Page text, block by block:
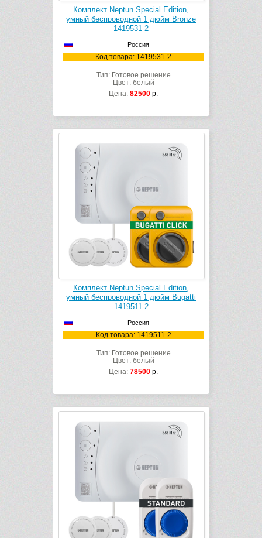
Комплект Neptun Special Edition,
умный беспроводной 1 дюйм Bronze
1419531-2
Россия
Код товара: 1419531-2
Тип: Готовое решение
Цвет: белый
Цена: 82500 р.
Комплект Neptun Special Edition,
умный беспроводной 1 дюйм Bugatti
1419511-2
Россия
Код товара: 1419511-2
Тип: Готовое решение
Цвет: белый
Цена: 78500 р.